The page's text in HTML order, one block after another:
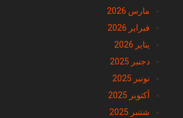
مارس 2026
فبراير 2026
يناير 2026
دجنبر 2025
نونبر 2025
أكتوبر 2025
شتنبر 2025